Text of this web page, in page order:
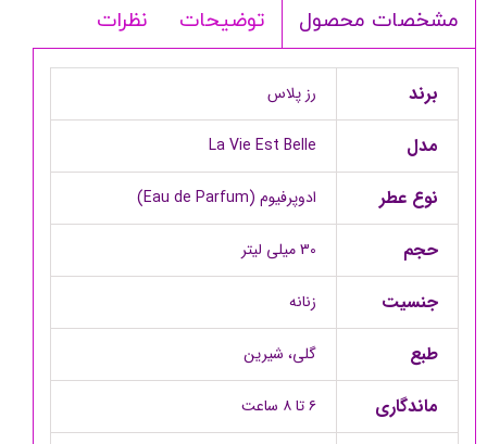
مشخصات محصول توضیحات نظرات
برند رز پلاس
مدل La Vie Est Belle
نوع عطر ادوپرفیوم (Eau de Parfum)
حجم 30 میلی لیتر
جنسیت زنانه
طبع گلی، شیرین
ماندگاری ۶ تا ۸ ساعت